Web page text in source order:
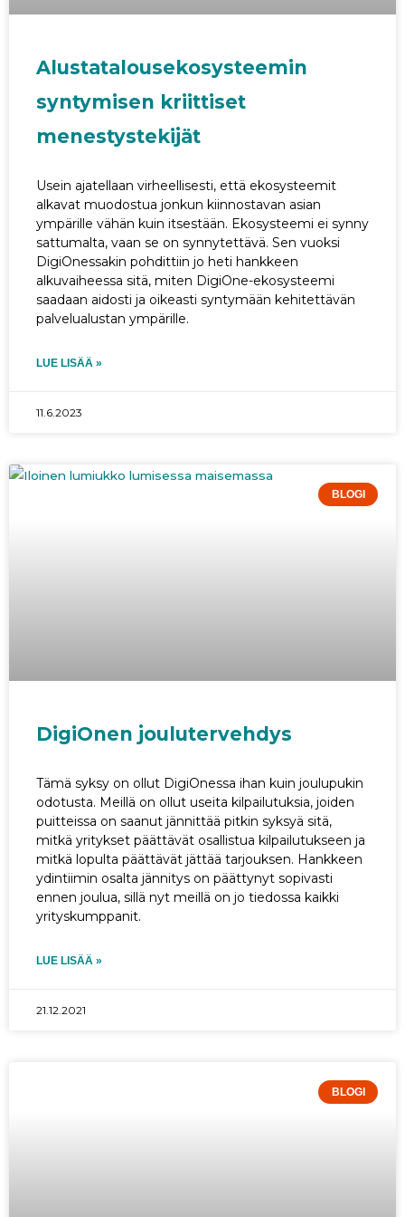
Alustatalousekosysteemin
syntymisen kriittiset
menestystekijät
Usein ajatellaan virheellisesti, että ekosysteemit
alkavat muodostua jonkun kiinnostavan asian
ympärille vähän kuin itsestään. Ekosysteemi ei synny
sattumalta, vaan se on synnytettävä. Sen vuoksi
DigiOnessakin pohdittiin jo heti hankkeen
alkuvaiheessa sitä, miten DigiOne-ekosysteemi
saadaan aidosti ja oikeasti syntymään kehitettävän
palvelualustan ympärille.
LUE LISÄÄ »
11.6.2023
BLOGI
DigiOnen joulutervehdys
Tämä syksy on ollut DigiOnessa ihan kuin joulupukin
odotusta. Meillä on ollut useita kilpailutuksia, joiden
puitteissa on saanut jännittää pitkin syksyä sitä,
mitkä yritykset päättävät osallistua kilpailutukseen ja
mitkä lopulta päättävät jättää tarjouksen. Hankkeen
ydintiimin osalta jännitys on päättynyt sopivasti
ennen joulua, sillä nyt meillä on jo tiedossa kaikki
yrityskumppanit.
LUE LISÄÄ »
21.12.2021
BLOGI